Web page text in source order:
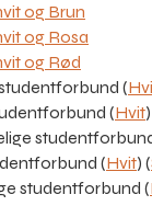
og Brun
og Rosa
og Rød
(
(Hvit
(Hvit) (
studentforbund (